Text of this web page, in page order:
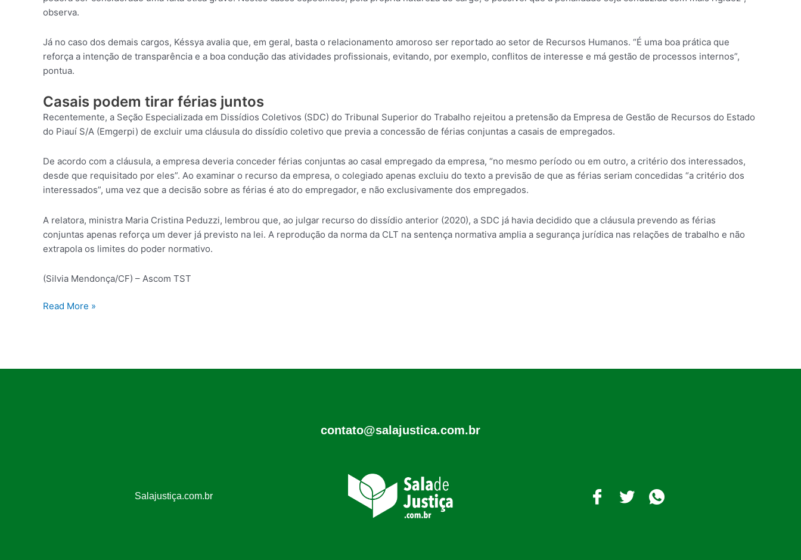
observa.
Já no caso dos demais cargos, Késsya avalia que, em geral, basta o relacionamento amoroso ser reportado ao setor de Recursos Humanos. “É uma boa prática que
reforça a intenção de transparência e a boa condução das atividades profissionais, evitando, por exemplo, conflitos de interesse e má gestão de processos internos”,
pontua.
Casais podem tirar férias juntos
Recentemente, a Seção Especializada em Dissídios Coletivos (SDC) do Tribunal Superior do Trabalho rejeitou a pretensão da Empresa de Gestão de Recursos do Estado
do Piauí S/A (Emgerpi) de excluir uma cláusula do dissídio coletivo que previa a concessão de férias conjuntas a casais de empregados.
De acordo com a cláusula, a empresa deveria conceder férias conjuntas ao casal empregado da empresa, “no mesmo período ou em outro, a critério dos interessados,
desde que requisitado por eles”. Ao examinar o recurso da empresa, o colegiado apenas excluiu do texto a previsão de que as férias seriam concedidas “a critério dos
interessados”, uma vez que a decisão sobre as férias é ato do empregador, e não exclusivamente dos empregados.
A relatora, ministra Maria Cristina Peduzzi, lembrou que, ao julgar recurso do dissídio anterior (2020), a SDC já havia decidido que a cláusula prevendo as férias
conjuntas apenas reforça um dever já previsto na lei. A reprodução da norma da CLT na sentença normativa amplia a segurança jurídica nas relações de trabalho e não
extrapola os limites do poder normativo.
(Silvia Mendonça/CF) – Ascom TST
Read More »
contato@salajustica.com.br
Salajustiça.com.br